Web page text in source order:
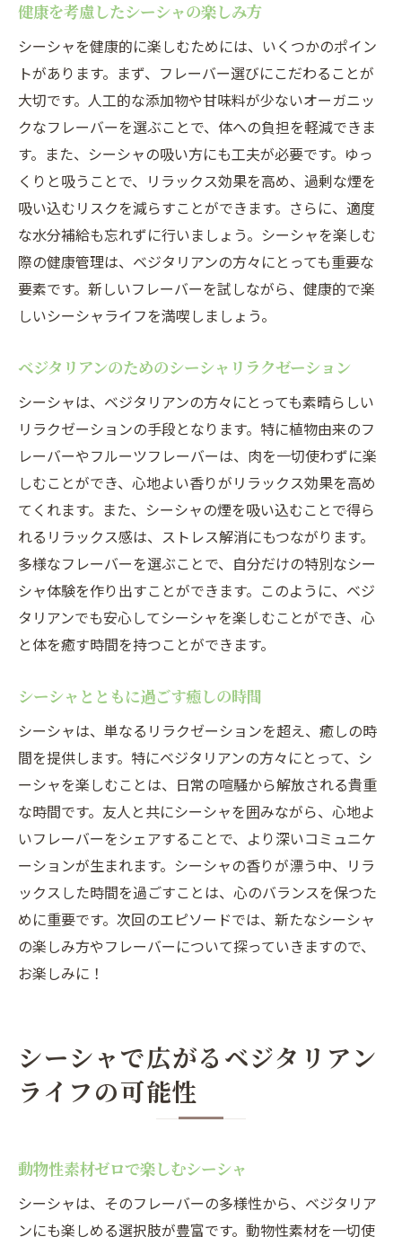
健康を考慮したシーシャの楽しみ方
シーシャを健康的に楽しむためには、いくつかのポイン
トがあります。まず、フレーバー選びにこだわることが
大切です。人工的な添加物や甘味料が少ないオーガニッ
クなフレーバーを選ぶことで、体への負担を軽減できま
す。また、シーシャの吸い方にも工夫が必要です。ゆっ
くりと吸うことで、リラックス効果を高め、過剰な煙を
吸い込むリスクを減らすことができます。さらに、適度
な水分補給も忘れずに行いましょう。シーシャを楽しむ
際の健康管理は、ベジタリアンの方々にとっても重要な
要素です。新しいフレーバーを試しながら、健康的で楽
しいシーシャライフを満喫しましょう。
ベジタリアンのためのシーシャリラクゼーション
シーシャは、ベジタリアンの方々にとっても素晴らしい
リラクゼーションの手段となります。特に植物由来のフ
レーバーやフルーツフレーバーは、肉を一切使わずに楽
しむことができ、心地よい香りがリラックス効果を高め
てくれます。また、シーシャの煙を吸い込むことで得ら
れるリラックス感は、ストレス解消にもつながります。
多様なフレーバーを選ぶことで、自分だけの特別なシー
シャ体験を作り出すことができます。このように、ベジ
タリアンでも安心してシーシャを楽しむことができ、心
と体を癒す時間を持つことができます。
シーシャとともに過ごす癒しの時間
シーシャは、単なるリラクゼーションを超え、癒しの時
間を提供します。特にベジタリアンの方々にとって、シ
ーシャを楽しむことは、日常の喧騒から解放される貴重
な時間です。友人と共にシーシャを囲みながら、心地よ
いフレーバーをシェアすることで、より深いコミュニケ
ーションが生まれます。シーシャの香りが漂う中、リラ
ックスした時間を過ごすことは、心のバランスを保つた
めに重要です。次回のエピソードでは、新たなシーシャ
の楽しみ方やフレーバーについて探っていきますので、
お楽しみに！
シーシャで広がるベジタリアン
ライフの可能性
動物性素材ゼロで楽しむシーシャ
シーシャは、そのフレーバーの多様性から、ベジタリア
ンにも楽しめる選択肢が豊富です。動物性素材を一切使